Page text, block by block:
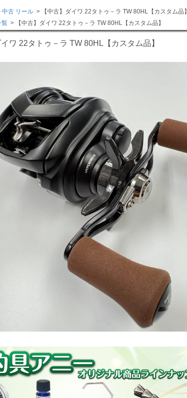
中古 リール > 【中古】ダイワ 22タトゥ－ラ TW 80HL【カスタム品】
覧 > 【中古】ダイワ 22タトゥ－ラ TW 80HL【カスタム品】
イワ 22タトゥ－ラ TW 80HL【カスタム品】